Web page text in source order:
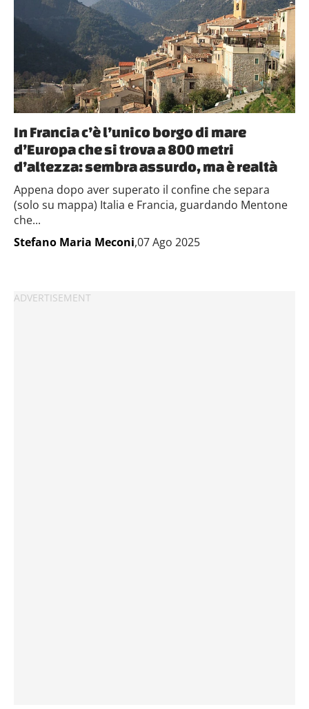
In Francia c’è l’unico borgo di mare
d’Europa che si trova a 800 metri
d’altezza: sembra assurdo, ma è realtà
Appena dopo aver superato il confine che separa
(solo su mappa) Italia e Francia, guardando Mentone
che...
Stefano Maria Meconi,07 Ago 2025